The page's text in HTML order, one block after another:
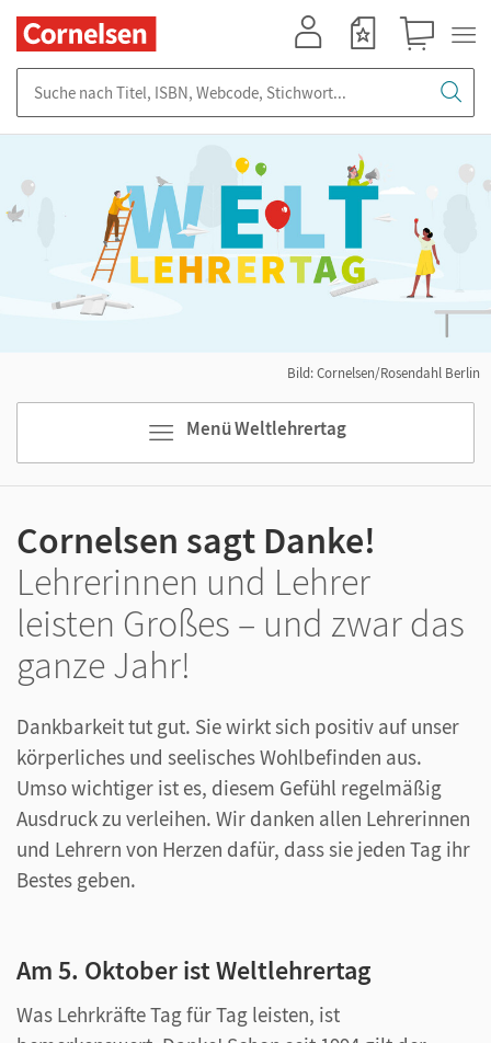
Menü Weltlehrertag
Bild: Cornelsen/Rosendahl Berlin
Cornelsen sagt Danke!
Lehrerinnen und Lehrer
leisten Großes – und zwar das
ganze Jahr!
Dankbarkeit tut gut. Sie wirkt sich positiv auf unser
körperliches und seelisches Wohlbefinden aus.
Umso wichtiger ist es, diesem Gefühl regelmäßig
Ausdruck zu verleihen. Wir danken allen Lehrerinnen
und Lehrern von Herzen dafür, dass sie jeden Tag ihr
Bestes geben.
Am 5. Oktober ist Weltlehrertag
Was Lehrkräfte Tag für Tag leisten, ist